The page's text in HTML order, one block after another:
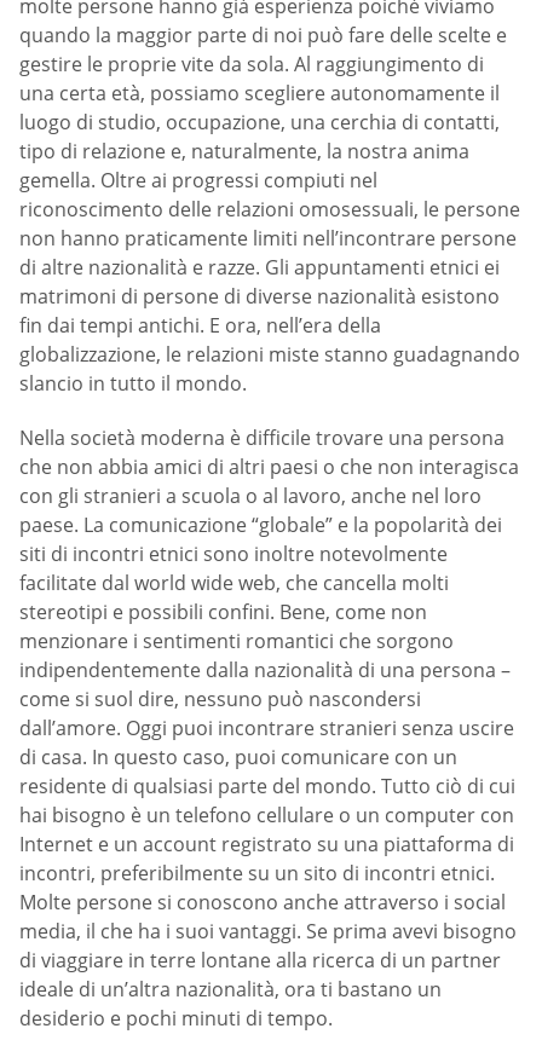
molte persone hanno già esperienza poiché viviamo
quando la maggior parte di noi può fare delle scelte e
gestire le proprie vite da sola. Al raggiungimento di
una certa età, possiamo scegliere autonomamente il
luogo di studio, occupazione, una cerchia di contatti,
tipo di relazione e, naturalmente, la nostra anima
gemella. Oltre ai progressi compiuti nel
riconoscimento delle relazioni omosessuali, le persone
non hanno praticamente limiti nell’incontrare persone
di altre nazionalità e razze. Gli appuntamenti etnici ei
matrimoni di persone di diverse nazionalità esistono
fin dai tempi antichi. E ora, nell’era della
globalizzazione, le relazioni miste stanno guadagnando
slancio in tutto il mondo.
Nella società moderna è difficile trovare una persona
che non abbia amici di altri paesi o che non interagisca
con gli stranieri a scuola o al lavoro, anche nel loro
paese. La comunicazione “globale” e la popolarità dei
siti di incontri etnici sono inoltre notevolmente
facilitate dal world wide web, che cancella molti
stereotipi e possibili confini. Bene, come non
menzionare i sentimenti romantici che sorgono
indipendentemente dalla nazionalità di una persona –
come si suol dire, nessuno può nascondersi
dall’amore. Oggi puoi incontrare stranieri senza uscire
di casa. In questo caso, puoi comunicare con un
residente di qualsiasi parte del mondo. Tutto ciò di cui
hai bisogno è un telefono cellulare o un computer con
Internet e un account registrato su una piattaforma di
incontri, preferibilmente su un sito di incontri etnici.
Molte persone si conoscono anche attraverso i social
media, il che ha i suoi vantaggi. Se prima avevi bisogno
di viaggiare in terre lontane alla ricerca di un partner
ideale di un’altra nazionalità, ora ti bastano un
desiderio e pochi minuti di tempo.